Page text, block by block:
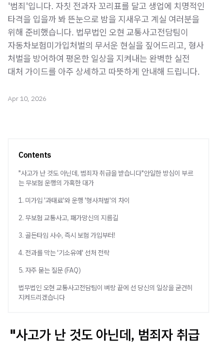
'범죄'입니다. 자칫 전과자 꼬리표를 달고 생업에 치명적인
타격을 입을까 봐 뜬눈으로 밤을 지새우고 계실 여러분을
위해 준비했습니다. 법무법인 오현 교통사고전담팀이
자동차보험미가입처벌의 무서운 현실을 짚어드리고, 형사
처벌을 방어하여 평온한 일상을 지켜내는 완벽한 실전
Apr 10, 2026
Contents
"사고가 난 것도 아닌데, 범죄자 취급을 받습니다"안일한 방심이 부르
는 무보험 운행의 가혹한 대가
1. 미가입 '과태료'와 운행 '형사처벌'의 차이
2. 무보험 교통사고, 패가망신의 지름길
3. 골든타임 사수, 즉시 보험 가입부터!
4. 전과를 막는 '기소유예' 선처 전략
5. 자주 묻는 질문 (FAQ)
법무법인 오현 교통사고전담팀이 벼랑 끝에 선 당신의 일상을 굳건히
지켜드리겠습니다
"사고가 난 것도 아닌데, 범죄자 취급